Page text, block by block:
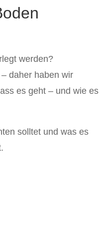
werden?
daher haben wir
es geht – und wie es
solltet und was es